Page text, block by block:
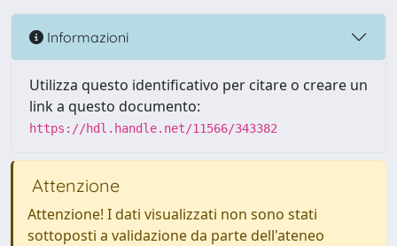
Informazioni
Utilizza questo identificativo per citare o creare un
link a questo documento:
https://hdl.handle.net/11566/343382
Attenzione
Attenzione! I dati visualizzati non sono stati
sottoposti a validazione da parte dell'ateneo